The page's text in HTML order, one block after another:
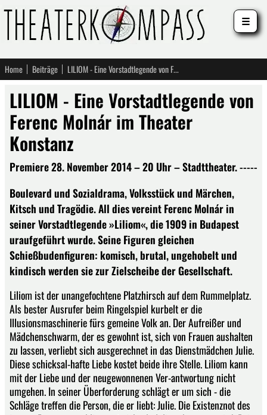
Home Beiträge LILIOM - Eine Vorstadtlegende von Ferenc Molnár im Theater Konstanz
LILIOM - Eine Vorstadtlegende von
Ferenc Molnár im Theater
Konstanz
Premiere 28. November 2014 – 20 Uhr – Stadttheater. -----
Boulevard und Sozialdrama, Volksstück und Märchen,
Kitsch und Tragödie. All dies vereint Ferenc Molnár in
seiner Vorstadtlegende »Liliom«, die 1909 in Budapest
uraufgeführt wurde. Seine Figuren gleichen
Schießbudenfiguren: komisch, brutal, ungehobelt und
kindisch werden sie zur Zielscheibe der Gesellschaft.
Liliom ist der unangefochtene Platzhirsch auf dem Rummelplatz.
Als bester Ausrufer beim Ringelspiel kurbelt er die
Illusionsmaschinerie fürs gemeine Volk an. Der Aufreißer und
Mädchenschwarm, der es gewohnt ist, sich von Frauen aushalten
zu lassen, verliebt sich ausgerechnet in das Dienstmädchen Julie.
Diese schicksal-hafte Liebe kostet beide ihre Stelle. Liliom kann
mit der Liebe und der neugewonnenen Ver-antwortung nicht
umgehen. In seiner Überforderung schlägt er um sich - die
Schläge treffen die Person, die er liebt: Julie. Die Existenznot des
☰